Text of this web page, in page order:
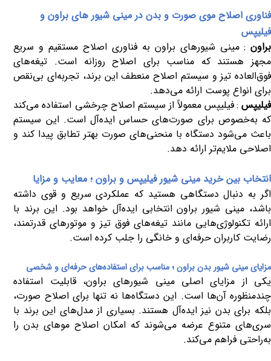
فناوری اصلاح موی صورت و بدن در مینی شیور های براون و
فیلیپس
براون: مینی شیورهای براون به فناوری اصلاح مستقیم و سریع
مجهز هستند که مناسب برای اصلاح روزانه است. تیغه‌های
فوق‌العاده تیز و سیستم اصلاح منعطف این برند، تجربه‌ای بی‌نقص
برای انواع پوست ارائه می‌دهد.
فیلیپس:فیلیپس معمولاً از سیستم اصلاح چرخشی استفاده می‌کند
که به‌خصوص برای صورت‌های حساس ایده‌آل است. این سیستم
باعث می‌شود دستگاه با منحنی‌های صورت بهتر تطابق پیدا کند و
اصلاحی ملایم‌تر ارائه دهد.
انتخاب بین خرید مینی شیور فیلیپس و براون ؛ معایب و مزایا
اگر به دنبال دستگاهی هستید که عملکردی سریع و قوی داشته
باشد، مینی شیور براون انتخابی ایده‌آل خواهد بود. این برند با
ارائه تکنولوژی‌هایی مانند تیغه‌های فوق تیز و موتورهای قدرتمند،
رضایت کاربران حرفه‌ای و خانگی را جلب کرده است.
مزایای مینی شیور بدن براون ؛ مناسب برای استفاده‌های حرفه‌ای و شخصی
یکی از مزایای اصلی مینی شیورهای براون، قابلیت استفاده
چندمنظوره آن‌ها است. این دستگاه‌ها نه تنها برای اصلاح صورت،
بلکه برای بدن نیز ایده‌آل هستند. بسیاری از مدل‌های این برند با
سری‌های متنوع عرضه می‌شوند که امکان اصلاح موهای بدن را
به‌راحتی فراهم می‌کند.